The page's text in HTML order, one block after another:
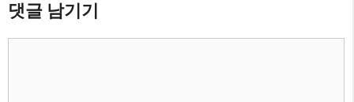
댓글 남기기